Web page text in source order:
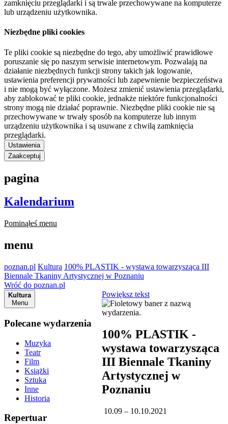
zamknięciu przeglądarki i są trwale przechowywane na komputerze
lub urządzeniu użytkownika.
Niezbędne pliki cookies
Te pliki cookie są niezbędne do tego, aby umożliwić prawidłowe
poruszanie się po naszym serwisie internetowym. Pozwalają na
działanie niezbędnych funkcji strony takich jak logowanie,
ustawienia preferencji prywatności lub zapewnienie bezpieczeństwa
i nie mogą być wyłączone. Możesz zmienić ustawienia przeglądarki,
aby zablokować te pliki cookie, jednakże niektóre funkcjonalności
strony mogą nie działać poprawnie. Niezbędne pliki cookie nie są
przechowywane w trwały sposób na komputerze lub innym
urządzeniu użytkownika i są usuwane z chwilą zamknięcia
przeglądarki.
Ustawienia
Zaakceptuj
pagina
Kalendarium
Pominąłeś menu
menu
poznan.pl Kultura 100% PLASTIK - wystawa towarzysząca III
Biennale Tkaniny Artystycznej w Poznaniu
Wróć do poznan.pl
Kultura
Menu
Polecane wydarzenia
Muzyka
Teatr
Film
Książki
Sztuka
Inne
Historia
Repertuar
Powiększ tekst
100% PLASTIK -
wystawa towarzysząca
III Biennale Tkaniny
Artystycznej w
Poznaniu
10.09 – 10.10.2021